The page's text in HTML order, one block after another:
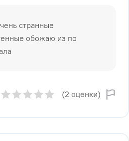
странные
обожаю из по
(2 оценки)